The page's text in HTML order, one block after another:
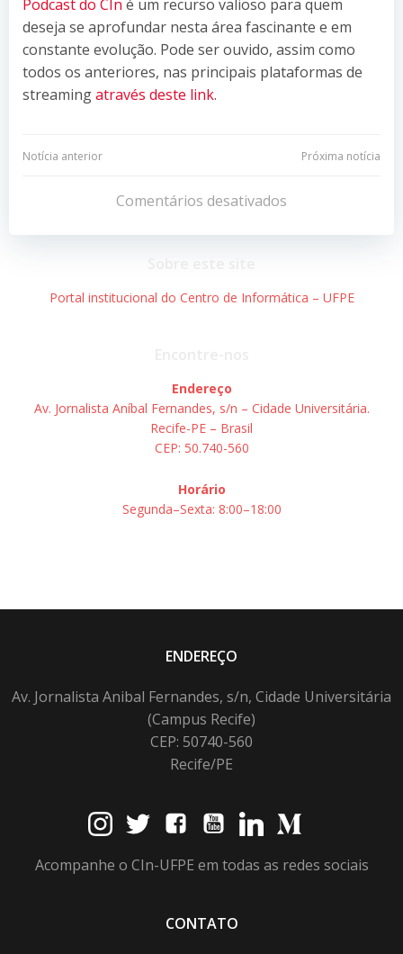
Podcast do CIn é um recurso valioso para quem
deseja se aprofundar nesta área fascinante e em
constante evolução. Pode ser ouvido, assim como
todos os anteriores, nas principais plataformas de
streamingatravés deste link.
Navegação
Post
Notícia anterior
Navegação
de
Post
Próxima notícia
Comentários desativados
Portal institucional do Centro de Informática – UFPE
Endereço
Av. Jornalista Aníbal Fernandes, s/n – Cidade Universitária.
Recife-PE – Brasil
CEP: 50.740-560
Horário
Segunda–Sexta: 8:00–18:00
ENDEREÇO
Av. Jornalista Anibal Fernandes, s/n, Cidade Universitária
(Campus Recife)
CEP: 50740-560
Recife/PE
Acompanhe o CIn-UFPE em todas as redes sociais
CONTATO